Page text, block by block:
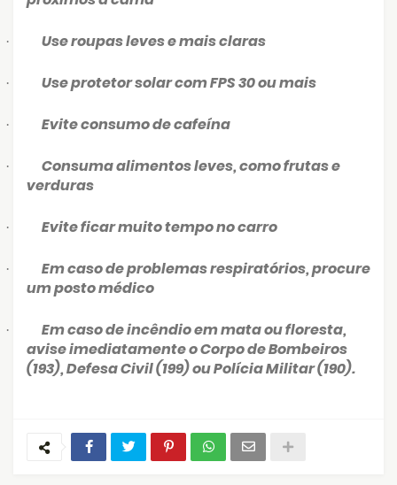
· Use roupas leves e mais claras
· Use protetor solar com FPS 30 ou mais
· Evite consumo de cafeína
·
Consuma alimentos leves, como frutas e
verduras
· Evite ficar muito tempo no carro
·
Em caso de problemas respiratórios, procure
um posto médico
·
Em caso de incêndio em mata ou floresta,
avise imediatamente o Corpo de Bombeiros
(193), Defesa Civil (199) ou Polícia Militar (190).